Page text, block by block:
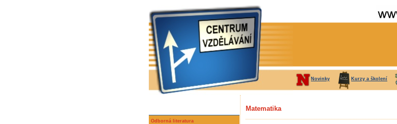
Novinky Kurzy a školení
Odborná literatura
Matematika